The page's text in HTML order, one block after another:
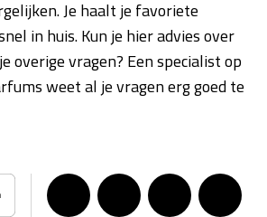
Je haalt je favoriete
in huis. Kun je hier advies over
overige vragen? Een specialist op
weet al je vragen erg goed te